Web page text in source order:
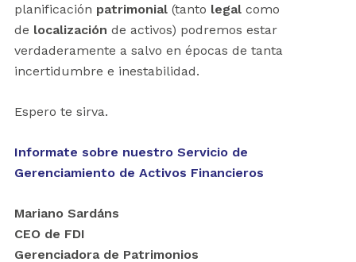
planificación patrimonial (tanto legal como
de localización de activos) podremos estar
verdaderamente a salvo en épocas de tanta
incertidumbre e inestabilidad.
Espero te sirva.
Informate sobre nuestro Servicio de
Gerenciamiento de Activos Financieros
Mariano Sardáns
CEO de FDI
Gerenciadora de Patrimonios